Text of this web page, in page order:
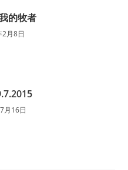
的牧者
月8日
月16日